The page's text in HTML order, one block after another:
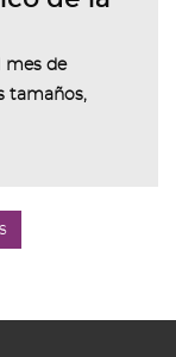
mes de
tamaños,